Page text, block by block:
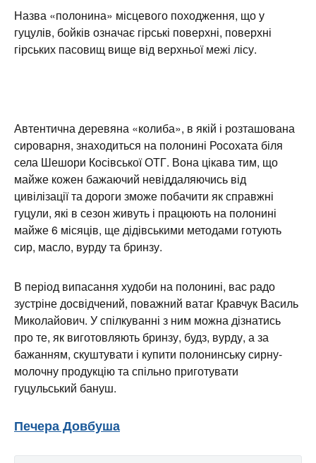
Назва «полонина» місцевого походження, що у
гуцулів, бойків означає гірські поверхні, поверхні
гірських пасовищ вище від верхньої межі лісу.
Автентична деревяна «колиба», в якій і розташована
сироварня, знаходиться на полонині Росохата біля
села Шешори Косівської ОТГ. Вона цікава тим, що
майже кожен бажаючий невіддаляючись від
цивілізації та дороги зможе побачити як справжні
гуцули, які в сезон живуть і працюють на полонині
майже 6 місяців, ще дідівськими методами готують
сир, масло, вурду та бринзу.
В період випасання худоби на полонині, вас радо
зустріне досвідчений, поважний ватаг Кравчук Василь
Миколайович. У спілкуванні з ним можна дізнатись
про те, як виготовляють бринзу, будз, вурду, а за
бажанням, скуштувати і купити полонинську сирну-
молочну продукцію та спільно приготувати
гуцульський бануш.
Печера Довбуша